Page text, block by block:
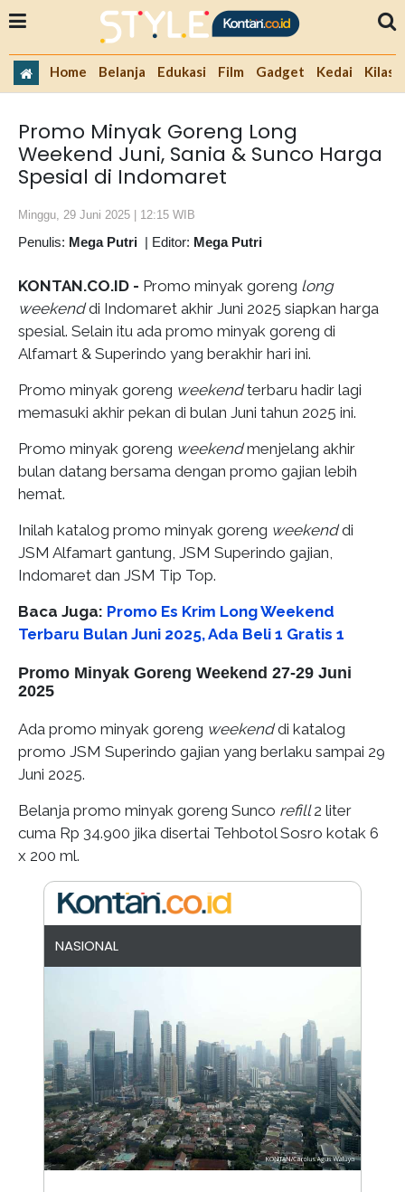
Home Belanja Edukasi Film Gadget Kedai Kilas
Promo Minyak Goreng Long
Weekend Juni, Sania & Sunco Harga
Spesial di Indomaret
Minggu, 29 Juni 2025 | 12:15 WIB
Penulis: Mega Putri | Editor: Mega Putri
KONTAN.CO.ID - Promo minyak goreng long
weekenddi Indomaret akhir Juni 2025 siapkan harga
spesial. Selain itu ada promo minyak goreng di
Alfamart & Superindo yang berakhir hari ini.
Promo minyak goreng weekendterbaru hadir lagi
memasuki akhir pekan di bulan Juni tahun 2025 ini.
Promo minyak goreng weekendmenjelang akhir
bulan datang bersama dengan promo gajian lebih
hemat.
Inilah katalog promo minyak goreng weekenddi
JSM Alfamart gantung, JSM Superindo gajian,
Indomaret dan JSM Tip Top.
Baca Juga: Promo Es Krim Long Weekend
Terbaru Bulan Juni 2025, Ada Beli 1 Gratis 1
Promo Minyak Goreng Weekend 27-29 Juni
2025
Ada promo minyak goreng weekenddi katalog
promo JSM Superindo gajian yang berlaku sampai 29
Juni 2025.
Belanja promo minyak goreng Sunco refill2 liter
cuma Rp 34.900 jika disertai Tehbotol Sosro kotak 6
x 200 ml.
NASIONAL